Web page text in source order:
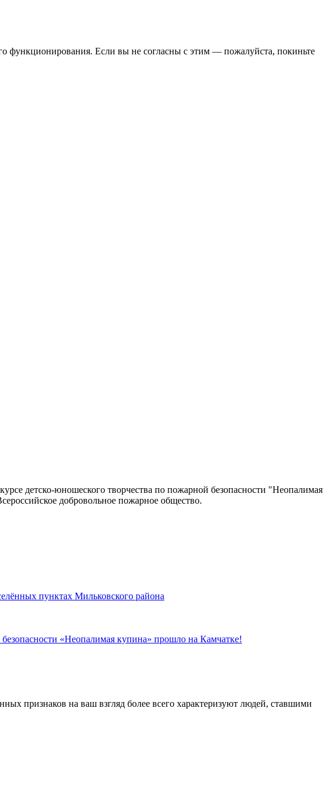
функционирования. Если вы не согласны с этим — пожалуйста, покиньте
детско-юношеского творчества по пожарной безопасности "Неопалимая
добровольное пожарное общество.
пунктах Мильковского района
«Неопалимая купина» прошло на Камчатке!
признаков на ваш взгляд более всего характеризуют людей, ставшими